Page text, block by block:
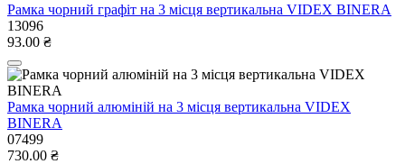
Рамка чорний графіт на 3 місця вертикальна VIDEX BINERA
13096
93.00 ₴
Рамка чорний алюміній на 3 місця вертикальна VIDEX
BINERA
07499
730.00 ₴